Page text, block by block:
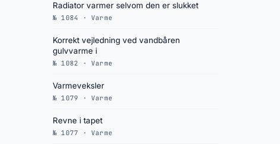
Radiator varmer selvom den er slukket
№ 1084 · Varme
Korrekt vejledning ved vandbåren
gulvvarme i
№ 1082 · Varme
Varmeveksler
№ 1079 · Varme
Revne i tapet
№ 1077 · Varme